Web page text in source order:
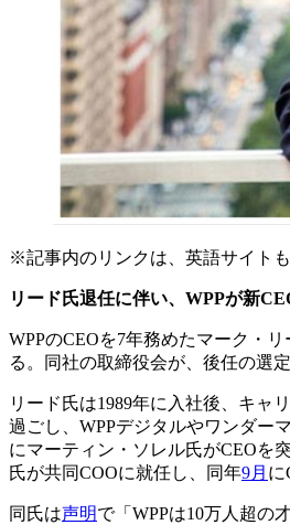
※記事内のリンクは、英語サイトも
リード氏退任に伴い、 WPPが新
WPPのCEOを7年務めたマーク・
る。同社の取締役会が、後任の選
リード氏は1989年に入社後、キャ
過ごし、WPPデジタルやワンダー
にマーティン・ソレル氏がCEOを
氏が共同COOに就任し、同年9月 に
同氏は声明で「WPPは10万人超の